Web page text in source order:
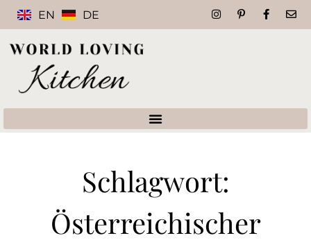
EN DE
Schlagwort:
Österreichischer